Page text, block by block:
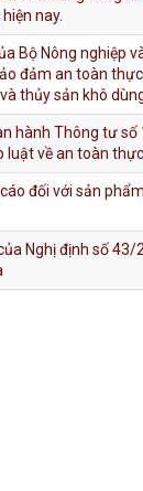
nay.
Bộ Nông nghiệp
đảm an toàn
thủy sản khô
hành Thông tư
luật về an toàn
đối với sản
Nghị định số